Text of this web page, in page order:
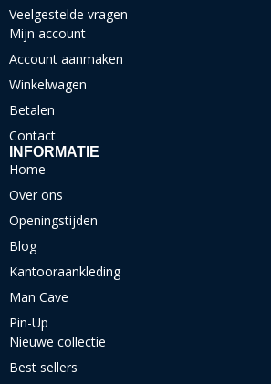
Veelgestelde vragen
Mijn account
Account aanmaken
Winkelwagen
Betalen
Contact
INFORMATIE
Home
Over ons
Openingstijden
Blog
Kantooraankleding
Man Cave
Pin-Up
Nieuwe collectie
Best sellers